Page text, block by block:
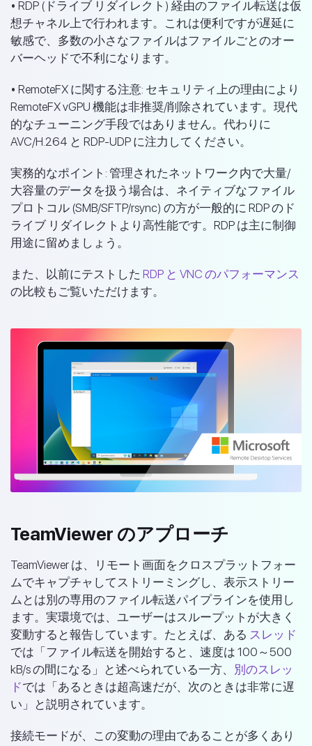
• RDP (ドライブ リダイレクト) 経由のファイル転送は仮
想チャネル上で行われます。これは便利ですが遅延に
敏感で、多数の小さなファイルはファイルごとのオー
バーヘッドで不利になります。
• RemoteFX に関する注意: セキュリティ上の理由により
RemoteFX vGPU 機能は非推奨/削除されています。現代
的なチューニング手段ではありません。代わりに
AVC/H.264 と RDP-UDP に注力してください。
実務的なポイント: 管理されたネットワーク内で大量/
大容量のデータを扱う場合は、ネイティブなファイル
プロトコル (SMB/SFTP/rsync) の方が一般的に RDP のド
ライブ リダイレクトより高性能です。RDP は主に制御
用途に留めましょう。
また、以前にテストした RDP と VNC のパフォーマンス
の比較もご覧いただけます。
TeamViewer のアプローチ
TeamViewer は、リモート画面をクロスプラットフォー
ムでキャプチャしてストリーミングし、表示ストリー
ムとは別の専用のファイル転送パイプラインを使用し
ます。実環境では、ユーザーはスループットが大きく
変動すると報告しています。たとえば、ある スレッド
では「ファイル転送を開始すると、速度は 100～500
kB/s の間になる」と述べられている一方、 別のスレッ
ドでは「あるときは超高速だが、次のときは非常に遅
い」と説明されています。
接続モードが、この変動の理由であることが多くあり